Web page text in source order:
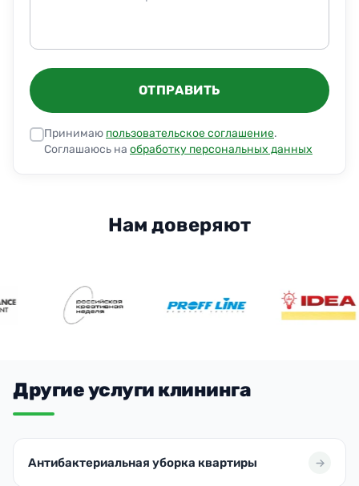
ОТПРАВИТЬ
Принимаю пользовательское соглашение.
Соглашаюсь на обработку персональных данных
Нам доверяют
Другие услуги клининга
Антибактериальная уборка квартиры